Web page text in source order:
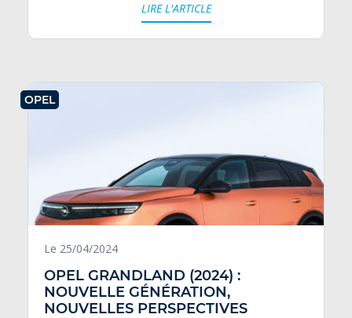
LIRE L'ARTICLE
OPEL
Le 25/04/2024
OPEL GRANDLAND (2024) :
NOUVELLE GÉNÉRATION,
NOUVELLES PERSPECTIVES